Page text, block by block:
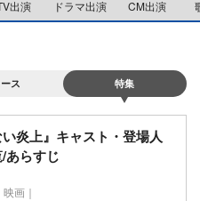
e
出演 ドラマ出演 CM出演
ス 特集
炎上』キャスト・登場人
あらすじ
映画｜